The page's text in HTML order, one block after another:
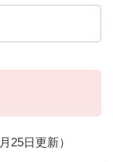
25日更新​）